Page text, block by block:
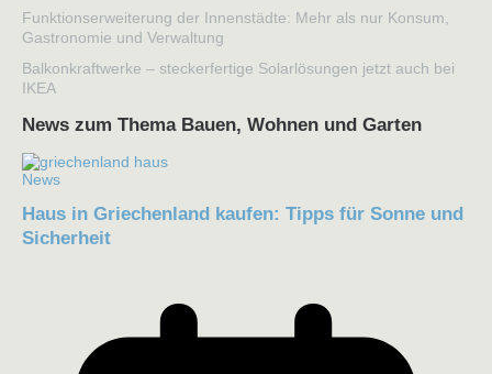
Funktionserweiterung der Innenstädte: Mehr als nur Konsum,
Gastronomie und Verwaltung
Balkonkraftwerke – steckerfertige Solarlösungen jetzt auch bei
IKEA
News zum Thema Bauen, Wohnen und Garten
News
Haus in Griechenland kaufen: Tipps für Sonne und
Sicherheit